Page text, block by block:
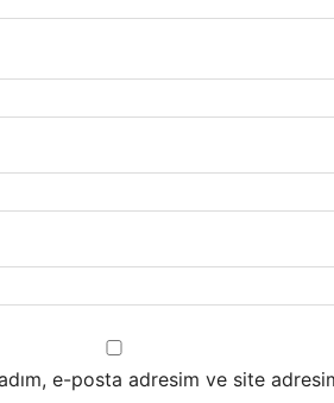
e-posta adresim ve site